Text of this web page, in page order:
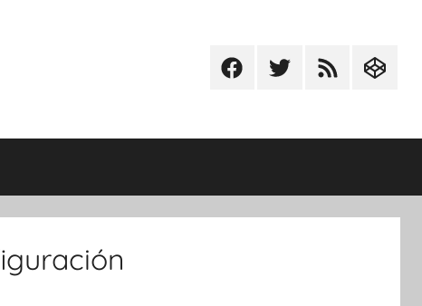
FacebookTwitterRSS